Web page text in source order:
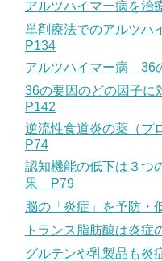
アルツハイマー病を治
単剤療法でのアルツハ
P134
アルツハイマー病 36
36の要因のどの因子
P142
逆流性食道炎の薬（プ
P74
認知機能の低下は３つ
果 P79
脳の「炎症」を予防
トランス脂肪酸は炎
グルテンや乳製品も